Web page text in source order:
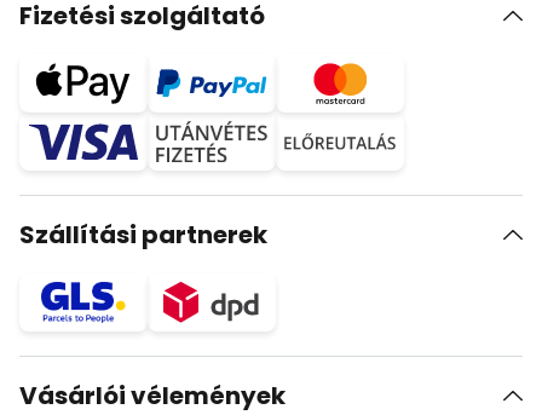
Fizetési szolgáltató
Szállítási partnerek
Vásárlói vélemények